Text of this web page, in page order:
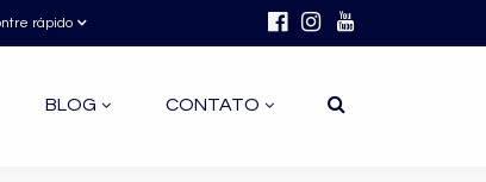
rápido
BLOG CONTATO